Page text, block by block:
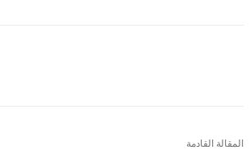
المقالة القادمة